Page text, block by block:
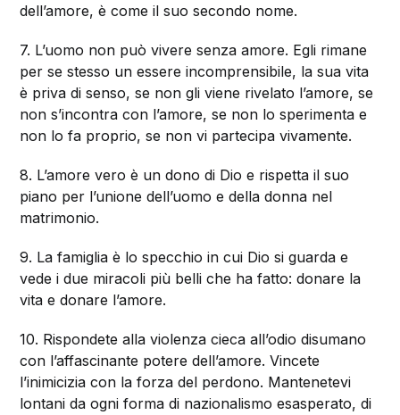
dell’amore, è come il suo secondo nome.
7. L’uomo non può vivere senza amore. Egli rimane
per se stesso un essere incomprensibile, la sua vita
è priva di senso, se non gli viene rivelato l’amore, se
non s’incontra con l’amore, se non lo sperimenta e
non lo fa proprio, se non vi partecipa vivamente.
8. L’amore vero è un dono di Dio e rispetta il suo
piano per l’unione dell’uomo e della donna nel
matrimonio.
9. La famiglia è lo specchio in cui Dio si guarda e
vede i due miracoli più belli che ha fatto: donare la
vita e donare l’amore.
10. Rispondete alla violenza cieca all’odio disumano
con l’affascinante potere dell’amore. Vincete
l’inimicizia con la forza del perdono. Mantenetevi
lontani da ogni forma di nazionalismo esasperato, di